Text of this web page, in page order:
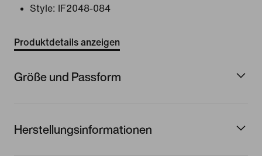
Style:
IF2048-084
Produktdetails anzeigen
Größe und Passform
Herstellungsinformationen